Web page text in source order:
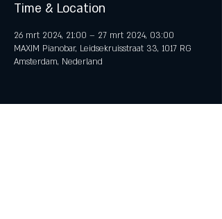
Time & Location
26 mrt 2024, 21:00 – 27 mrt 2024, 03:00
MAXIM Pianobar, Leidsekruisstraat 33, 1017 RG
Amsterdam, Nederland